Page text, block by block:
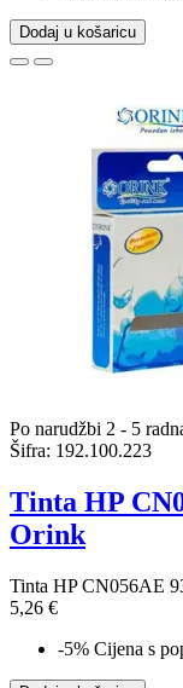
Dodaj u košaricu
Po narudžbi 2 - 5
Šifra: 192.100.223
Tinta HP
Orink
Tinta HP CN056AE
5,26 €
-5% Cijena s